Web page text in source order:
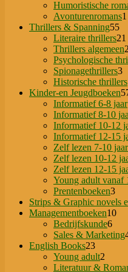
Humoristische
Avonturenromans1
Thrillers & Spanning5555
Literaire thrillers21
Thrillers algemeen
Psychologische
Spionagethrillers33
Historische thrillers
Kinder-en Jeugdboeken
Informatief 6-8 jaar
Informatief 8-10
Informatief 10-12
Informatief 12-15
Zelf lezen 7-10 jaar
Zelf lezen 10-12
Zelf lezen 12-15
Young adult vanaf
Prentenboeken33
Strips & Graphic novels
Managementboeken1010
Bedrijfskunde66
Sales & Marketing
English Books2323
producten
Young adult2
Literatuur &